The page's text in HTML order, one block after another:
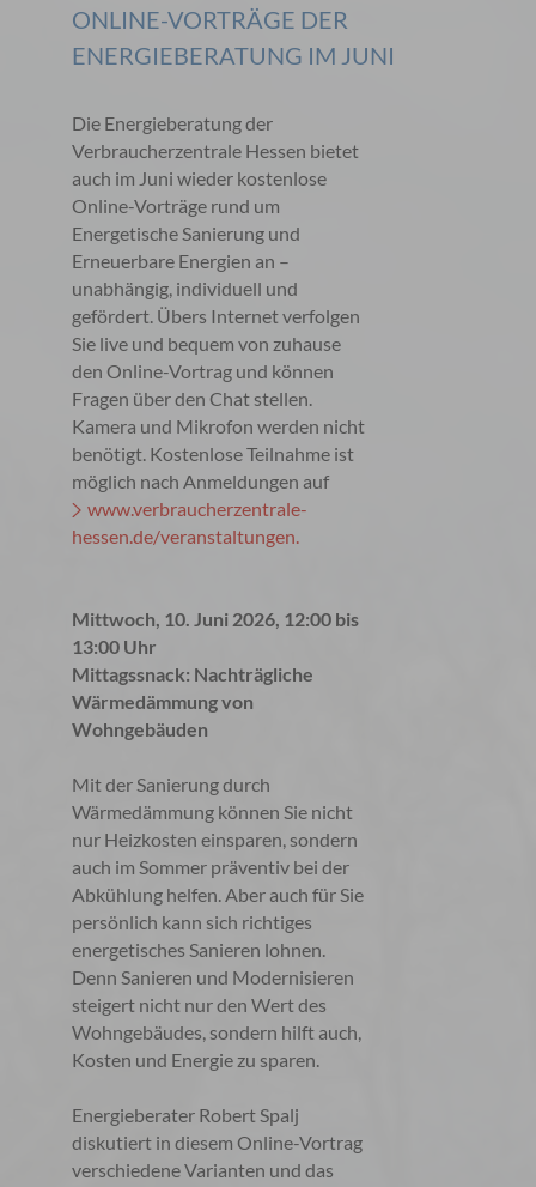
ONLINE-VORTRÄGE DER
ENERGIEBERATUNG IM JUNI
Die Energieberatung der
Verbraucherzentrale Hessen bietet
auch im Juni wieder kostenlose
Online-Vorträge rund um
Energetische Sanierung und
Erneuerbare Energien an –
unabhängig, individuell und
gefördert. Übers Internet verfolgen
Sie live und bequem von zuhause
den Online-Vortrag und können
Fragen über den Chat stellen.
Kamera und Mikrofon werden nicht
benötigt. Kostenlose Teilnahme ist
möglich nach Anmeldungen auf
www.verbraucherzentrale-
hessen.de/veranstaltungen.
Mittwoch, 10. Juni 2026, 12:00 bis
13:00 Uhr
Mittagssnack: Nachträgliche
Wärmedämmung von
Wohngebäuden
Mit der Sanierung durch
Wärmedämmung können Sie nicht
nur Heizkosten einsparen, sondern
auch im Sommer präventiv bei der
Abkühlung helfen. Aber auch für Sie
persönlich kann sich richtiges
energetisches Sanieren lohnen.
Denn Sanieren und Modernisieren
steigert nicht nur den Wert des
Wohngebäudes, sondern hilft auch,
Kosten und Energie zu sparen.
Energieberater Robert Spalj
diskutiert in diesem Online-Vortrag
verschiedene Varianten und das